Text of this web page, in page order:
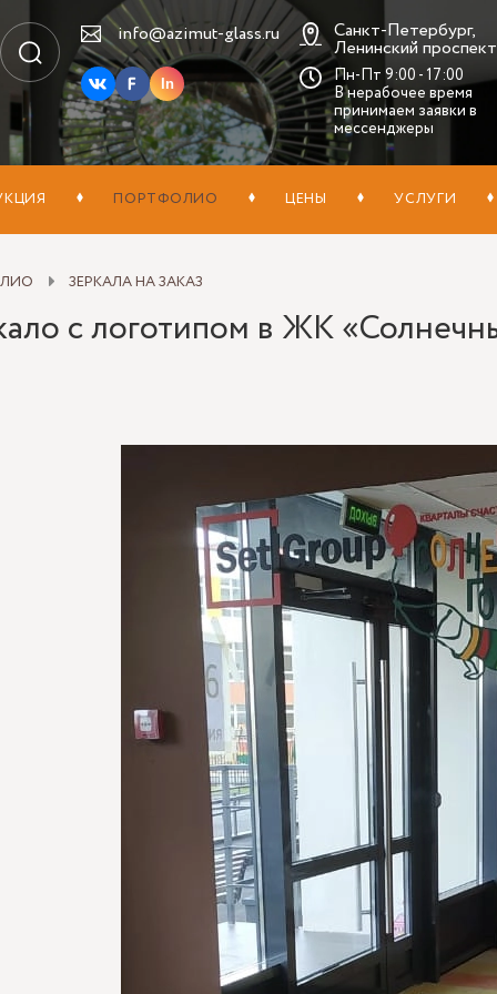
info@azimut-glass.ru
In
Санкт-Петербург,
Ленинский
Пн-Пт 9:00 - 17:00
В нерабочее время
принимаем заявки в
мессенджеры
ПОРТФОЛИО ЦЕНЫ УСЛУГИ
ЗЕРКАЛА НА ЗАКАЗ
с логотипом в ЖК